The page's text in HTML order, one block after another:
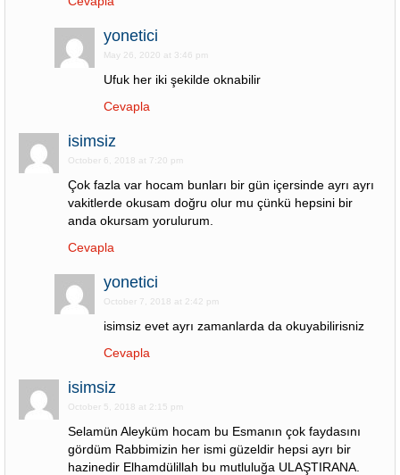
yonetici
May 26, 2020 at 3:46 pm
Ufuk her iki şekilde oknabilir
Cevapla
isimsiz
October 6, 2018 at 7:20 pm
Çok fazla var hocam bunları bir gün içersinde ayrı ayrı
vakitlerde okusam doğru olur mu çünkü hepsini bir
anda okursam yorulurum.
Cevapla
yonetici
October 7, 2018 at 2:42 pm
isimsiz evet ayrı zamanlarda da okuyabilirisniz
Cevapla
isimsiz
October 5, 2018 at 2:15 pm
Selamün Aleyküm hocam bu Esmanın çok faydasını
gördüm Rabbimizin her ismi güzeldir hepsi ayrı bir
hazinedir Elhamdülillah bu mutluluğa ULAŞTIRANA.